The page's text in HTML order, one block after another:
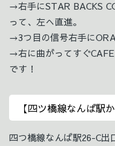
→右手にSTAR BACKS
って、左へ直進。
→3つ目の信号右手に
→右に曲がってすぐ
です！
【四ツ橋線なんば駅
四つ橋線なんば駅26-C出